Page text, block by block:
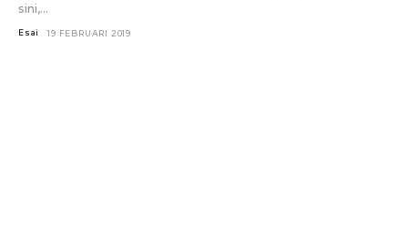
sini,...
Esai 19 FEBRUARI 2019